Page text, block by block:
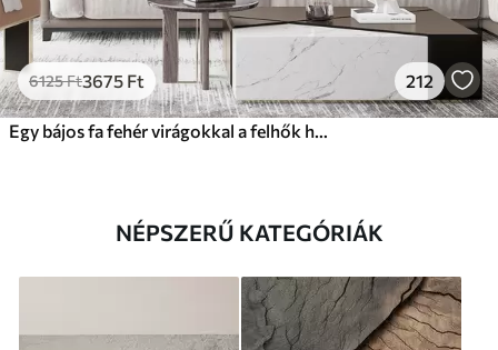
6125Ft3675 Ft 212
NÉPSZERŰ KATEGÓRIÁK